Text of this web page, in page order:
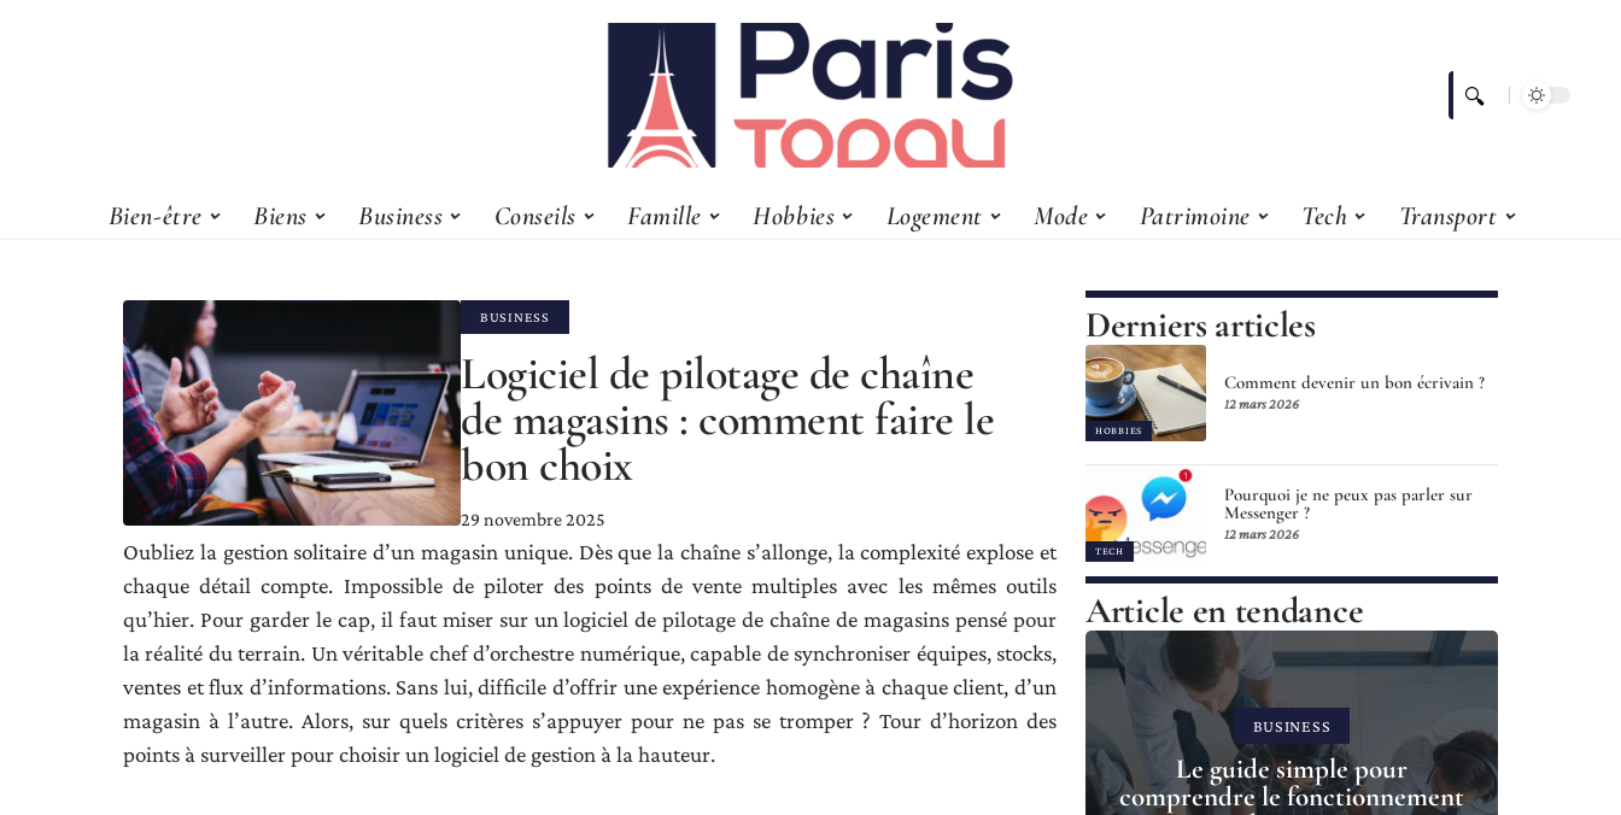
Bien-être Biens Business Conseils Famille Hobbies Logement Mode Patrimoine Tech Transport
BUSINESS
Logiciel de pilotage de chaîne
de magasins : comment faire le
bon choix
29 novembre 2025
Oubliez la gestion solitaire d’un magasin unique. Dès que la chaîne s’allonge, la complexité explose et
chaque détail compte. Impossible de piloter des points de vente multiples avec les mêmes outils
qu’hier. Pour garder le cap, il faut miser sur un logiciel de pilotage de chaîne de magasins pensé pour
la réalité du terrain. Un véritable chef d’orchestre numérique, capable de synchroniser équipes, stocks,
ventes et flux d’informations. Sans lui, difficile d’offrir une expérience homogène à chaque client, d’un
magasin à l’autre. Alors, sur quels critères s’appuyer pour ne pas se tromper ? Tour d’horizon des
points à surveiller pour choisir un logiciel de gestion à la hauteur.
Derniers articles
HOBBIES
Comment devenir un bon écrivain ?
12 mars 2026
TECH
Pourquoi je ne peux pas parler sur
Messenger ?
12 mars 2026
Article en tendance
BUSINESS
Le guide simple pour
comprendre le fonctionnement